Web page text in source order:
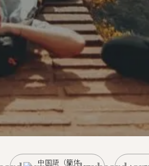
中国語（簡体